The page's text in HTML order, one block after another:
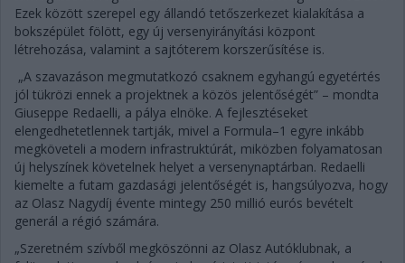
Ezek között szerepel egy állandó tetőszerkezet kialakítása a
bokszépület fölött, egy új versenyirányítási központ
létrehozása, valamint a sajtóterem korszerűsítése is.
„A szavazáson megmutatkozó csaknem egyhangú egyetértés
jól tükrözi ennek a projektnek a közös jelentőségét” – mondta
Giuseppe Redaelli, a pálya elnöke. A fejlesztéseket
elengedhetetlennek tartják, mivel a Formula–1 egyre inkább
megköveteli a modern infrastruktúrát, miközben folyamatosan
új helyszínek követelnek helyet a versenynaptárban. Redaelli
kiemelte a futam gazdasági jelentőségét is, hangsúlyozva, hogy
az Olasz Nagydíj évente mintegy 250 millió eurós bevételt
generál a régió számára.
„Szeretném szívből megköszönni az Olasz Autóklubnak, a